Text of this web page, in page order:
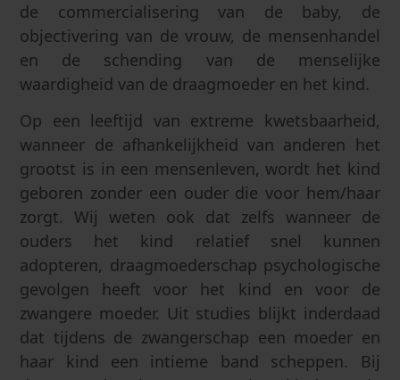
de commercialisering van de baby, de
objectivering van de vrouw, de mensenhandel
en de schending van de menselijke
waardigheid van de draagmoeder en het kind.
Op een leeftijd van extreme kwetsbaarheid,
wanneer de afhankelijkheid van anderen het
grootst is in een mensenleven, wordt het kind
geboren zonder een ouder die voor hem/haar
zorgt. Wij weten ook dat zelfs wanneer de
ouders het kind relatief snel kunnen
adopteren, draagmoederschap psychologische
gevolgen heeft voor het kind en voor de
zwangere moeder. Uit studies blijkt inderdaad
dat tijdens de zwangerschap een moeder en
haar kind een intieme band scheppen. Bij